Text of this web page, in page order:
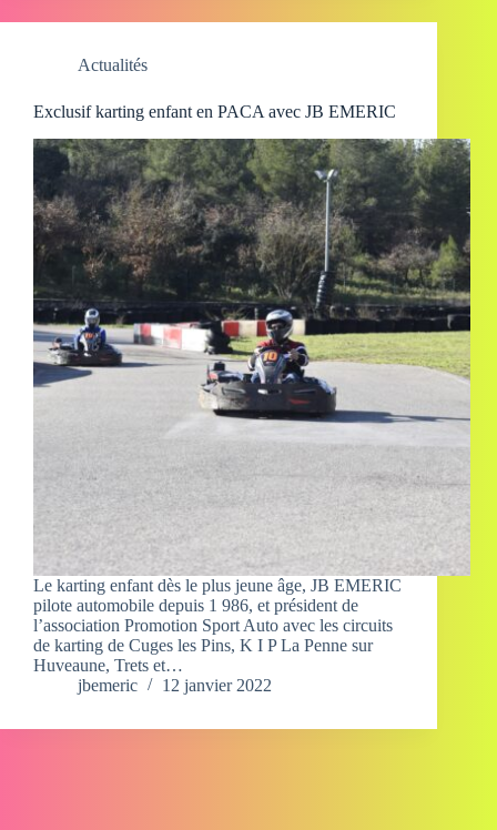
Actualités
Exclusif karting enfant en PACA avec JB EMERIC
Le karting enfant dès le plus jeune âge, JB EMERIC
pilote automobile depuis 1 986, et président de
l’association Promotion Sport Auto avec les circuits
de karting de Cuges les Pins, K I P La Penne sur
Huveaune, Trets et…
jbemeric
12 janvier 2022